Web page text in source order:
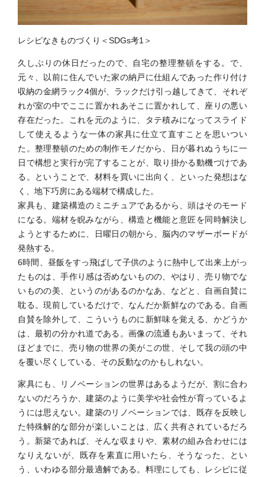
レシピなきものづくり＜SDGs考1＞
久しぶりの休日だったので、自宅の整理整頓をする。で、
元々、以前に住んでいた家の納戸に仕組んであった作り付け
収納の金網ラック4個が、ラックだけ引っ越してきて、それぞ
れが室の中でここに置かれあそこに置かれして、座りの悪い
存在だった。これを元のように、タテ積みになってスライド
して使えるような一体の家具に仕立て直すことを思いつい
た。整理整頓のための制作モノだから、日が暮れぬうちに一
日で構想と実行が完了することが、取り掛かる動機づけであ
る。ということで、材料を買いに出向く、といった発想はな
く、地下巧房にある端材で構成した。
家具も、建築構造のミニチュアであるから、頭はそのモード
になる。端材を睨みながら、構造と機能と意匠を同時解決し
ようとするために、日曜日の朝から、脳内のマザーボードが
発熱する。
6時間、昼飯をすっ飛ばして子供のように熱中して出来上がっ
たものは、手作り感は否めないものの、やはり、売り物でな
いものの美、というのがあるのかなあ、などと、自画自賛に
耽る。現前しているだけで、なんだか新鮮なのである。自画
自賛を除外して、こういうものに新鮮味を覚える、かどうか
は、最初の分かれ道である。画像の流通もあいまって、それ
ほどまでに、売り物の世界の美がこの世、そして我の頭の中
を覆い尽くしている、その反動なのかもしれない。
家具にも、リノベーションの世界はあるようだが、割に合わ
ないのだろうか、建築のように美学や社会性が育っているよ
うには思えない。建築のリノベーションでは、既存を反映し
た特殊解的な部分が楽しいことは、広く共有されているだろ
う。新築であれば、そんな収まりや、素材の組み合わせには
なりえないが、既存を素直に用いたら、そうなった、とい
う、いわゆる部分最適解である。料理にしても、レシピに従